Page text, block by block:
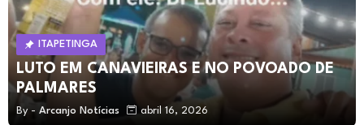
ITAPETINGA
LUTO EM CANAVIEIRAS E NO POVOADO DE
PALMARES
By - Arcanjo Notícias abril 16, 2026